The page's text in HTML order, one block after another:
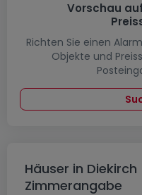
Vorschau
Richten Sie einen
Objekte und
Häuser in
Zimmerangabe